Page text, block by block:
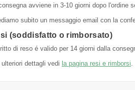
avviene in 3-10 giorni dopo l'ordine
subito un messaggio email con la
(soddisfatto o rimborsato)
di reso é valido per 14 giorni dalla
ulteriori dettagli vedi la pagina resi e rimborsi